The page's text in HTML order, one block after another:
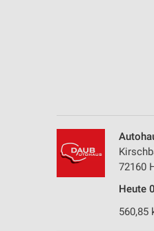
72160
Heute
560,85
IAB-Besonderheiten:
Verwendung genauer
Geräte anhand von aktiv